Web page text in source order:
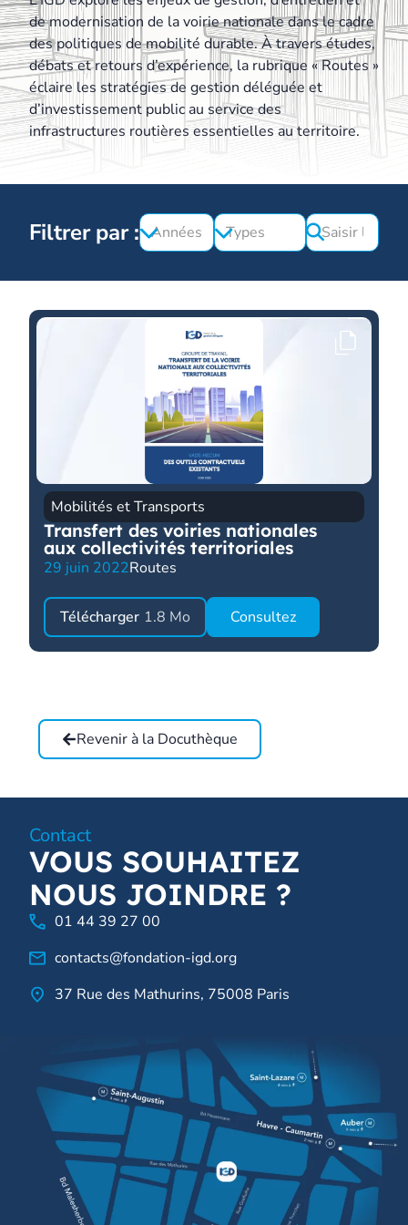
de modernisation de la voirie nationale dans le cadre
des politiques de mobilité durable. À travers études,
débats et retours d’expérience, la rubrique « Routes »
éclaire les stratégies de gestion déléguée et
d’investissement public au service des
infrastructures routières essentielles au territoire.
Filtrer par :
Mobilités et Transports
Transfert des voiries nationales
aux collectivités territoriales
29 juin 2022Routes
Télécharger 1.8 Mo Consultez
Revenir à la Docuthèque
Contact
VOUS SOUHAITEZ
NOUS JOINDRE ?
01 44 39 27 00
contacts@fondation-igd.org
37 Rue des Mathurins, 75008 Paris